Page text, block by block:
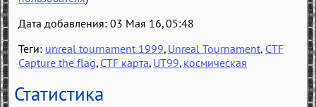
Дата добавления: 03 Мая 16, 05:48
Теги: unreal tournament 1999, Unreal Tournament, CTF
Capture the flag, CTF карта, UT99, космическая
Статистика